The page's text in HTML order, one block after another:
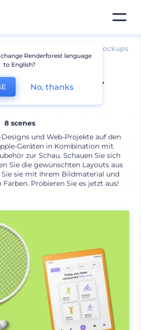
Andere Bekleidungs-Mockups
Promo-
8 scenes
und Web-Projekte auf den
Geräten in Kombination mit
zur Schau. Schauen Sie sich
Sie die gewünschten Layouts aus
Sie sie mit Ihrem Bildmaterial und
Farben. Probieren Sie es jetzt aus!
Renderforest language
to English?
No, thanks